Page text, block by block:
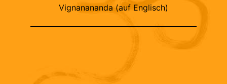
Vignanananda (auf Englisch)